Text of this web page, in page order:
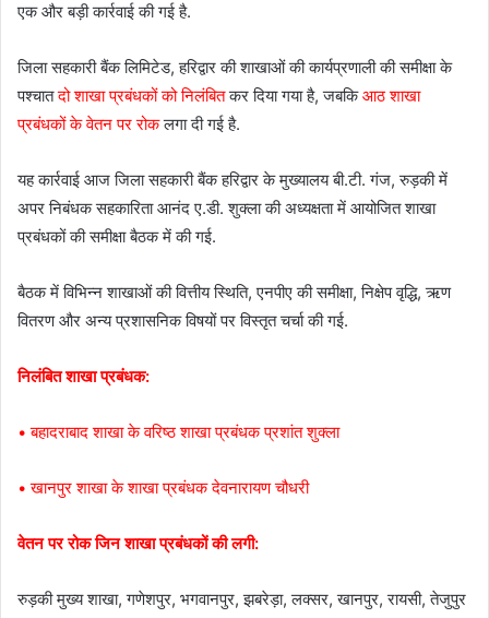
एक और बड़ी कार्रवाई की गई है.
जिला सहकारी बैंक लिमिटेड, हरिद्वार की शाखाओं की कार्यप्रणाली की समीक्षा के
पश्चातदो शाखा प्रबंधकों को निलंबितकर दिया गया है, जबकिआठ शाखा
प्रबंधकों के वेतन पर रोकलगा दी गई है.
यह कार्रवाई आज जिला सहकारी बैंक हरिद्वार के मुख्यालय बी.टी. गंज, रुड़की में
अपर निबंधक सहकारिता आनंद ए.डी. शुक्ला की अध्यक्षता में आयोजित शाखा
प्रबंधकों की समीक्षा बैठक में की गई.
बैठक में विभिन्न शाखाओं की वित्तीय स्थिति, एनपीए की समीक्षा, निक्षेप वृद्धि, ऋण
वितरण और अन्य प्रशासनिक विषयों पर विस्तृत चर्चा की गई.
निलंबित शाखा प्रबंधक:
• बहादराबाद शाखा के वरिष्ठ शाखा प्रबंधक प्रशांत शुक्ला
• खानपुर शाखा के शाखा प्रबंधक देवनारायण चौधरी
वेतन पर रोक जिन शाखा प्रबंधकों की लगी:
रुड़की मुख्य शाखा, गणेशपुर, भगवानपुर, झबरेड़ा, लक्सर, खानपुर, रायसी, तेजुपुर